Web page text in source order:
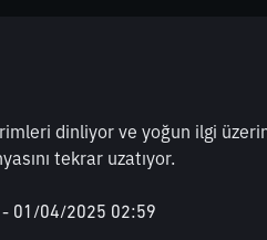
dinliyor ve yoğun ilgi
tekrar uzatıyor.
01/04/2025 02:59